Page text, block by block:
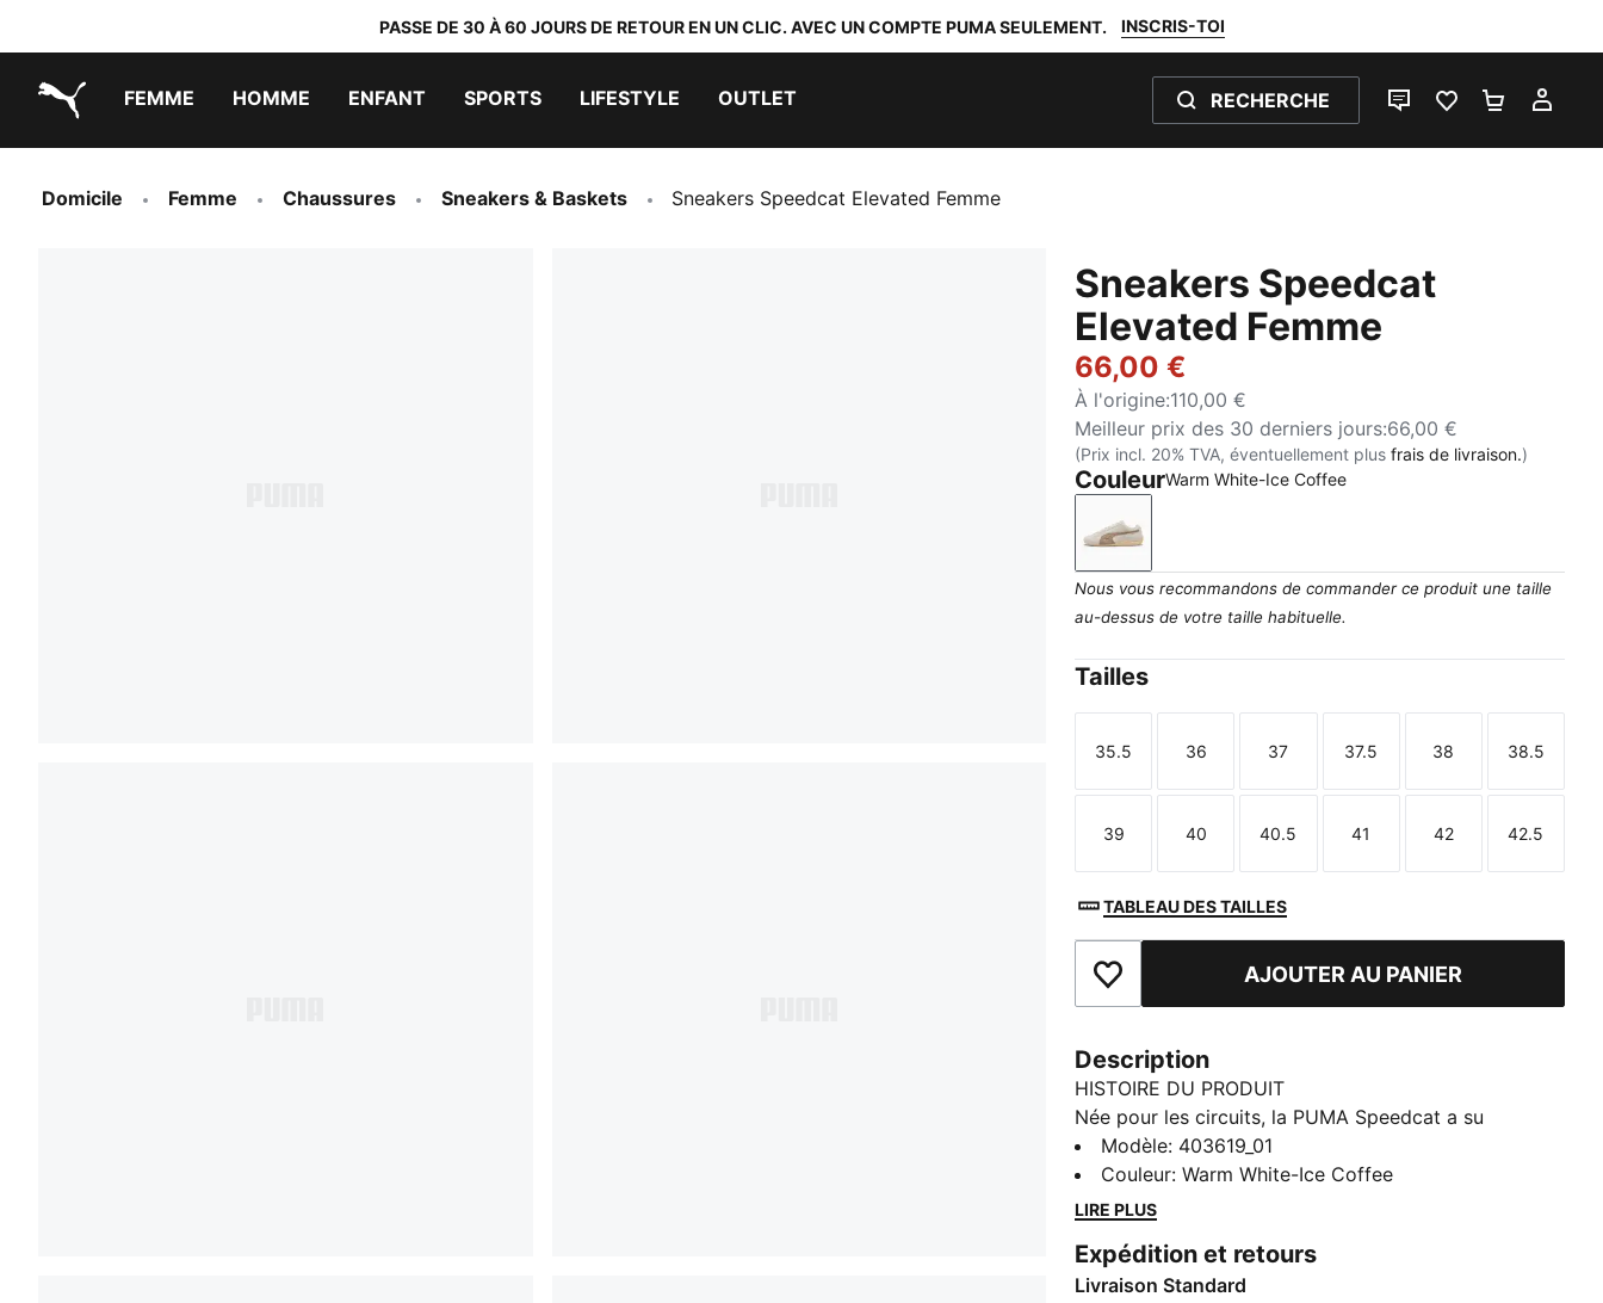
PASSE DE 30 À 60 JOURS DE RETOUR EN UN CLIC. AVEC UN COMPTE PUMA SEULEMENT. INSCRIS-TOI
FEMME HOMME ENFANT SPORTS LIFESTYLE OUTLET RECHERCHE
LIVE CHATFAVORIS 0PANIER 0
Domicile Femme Chaussures Sneakers & Baskets Sneakers Speedcat Elevated Femme
Sneakers Speedcat
Elevated Femme
66,00 €
À l'origine:110,00 €
Meilleur prix des 30 derniers jours:66,00 €
(Prix incl. 20% TVA, éventuellement plusfrais de livraison.)
CouleurWarm White-Ice Coffee
Warm White-Ice Coffee
Nous vous recommandons de commander ce produit une taille
au-dessus de votre taille habituelle.
Tailles
Taille
35.5
Taille
36
Taille
37
Taille
37.5
Taille
38
Taille
38.5
Taille
39
Taille
40
Taille
40.5
Taille
41
Taille
42
Taille
42.5
TABLEAU DES TAILLES
Ajouter aux favorisAJOUTER AU PANIER
Description
HISTOIRE DU PRODUIT
Née pour les circuits, la PUMA Speedcat a su
s’imposer comme une icône du streetwear depuis
plusieurs décennies. Cette chaussure a été créée pour
les pilotes, avec une silhouette ultra-fine conçue pour
ensuite conquis le vestiaire urbain, pour devenir
incontournable dans les capitales de la mode du
Modèle: 403619_01
Couleur:Warm White-Ice Coffee
LIRE PLUS
Expédition et retours
Livraison Standard